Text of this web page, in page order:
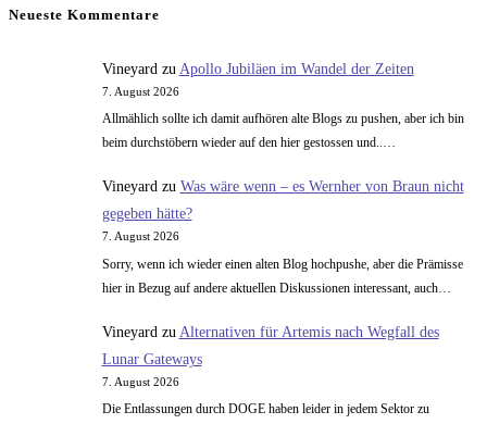
Neueste Kommentare
Vineyard zu Apollo Jubiläen im Wandel der Zeiten
7. August 2026
Allmählich sollte ich damit aufhören alte Blogs zu pushen, aber ich bin
beim durchstöbern wieder auf den hier gestossen und..…
Vineyardzu Was wäre wenn – es Wernher von Braun nicht
gegeben hätte?
7. August 2026
Sorry, wenn ich wieder einen alten Blog hochpushe, aber die Prämisse
hier in Bezug auf andere aktuellen Diskussionen interessant, auch…
Vineyard zu Alternativen für Artemis nach Wegfall des
Lunar Gateways
7. August 2026
Die Entlassungen durch DOGE haben leider in jedem Sektor zu